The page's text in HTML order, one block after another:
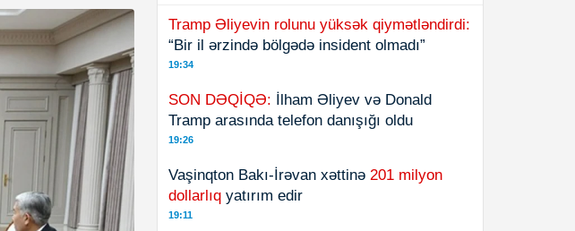
Tramp Əliyevin rolunu yüksək qiymətləndirdi:
“Bir il ərzində bölgədə insident olmadı”
19:34
SON DƏQİQƏ: İlham Əliyev və Donald
Tramp arasında telefon danışığı oldu
19:26
Vaşinqton Bakı-İrəvan xəttinə 201 milyon
dollarlıq yatırım edir
19:11